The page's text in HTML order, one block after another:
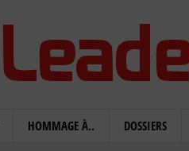
HOMMAGE À.. DOSSIERS